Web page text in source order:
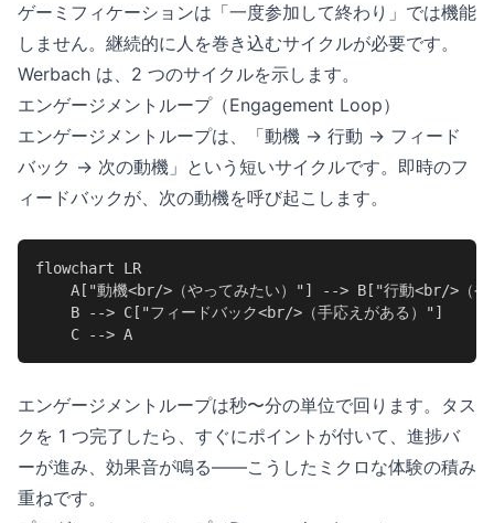
ゲーミフィケーションは「一度参加して終わり」では機能
しません。継続的に人を巻き込むサイクルが必要です。
Werbach は、2 つのサイクルを示します。
エンゲージメントループ（Engagement Loop）
エンゲージメントループは、「動機 → 行動 → フィード
バック → 次の動機」という短いサイクルです。即時のフ
ィードバックが、次の動機を呼び起こします。
flowchart LR
A["動機<br/>（やってみたい）"] --> B["行動<br/>（や
    B --> C["フィードバック<br/>（手応えがある）"]
    C --> A
エンゲージメントループは秒〜分の単位で回ります。タス
クを 1 つ完了したら、すぐにポイントが付いて、進捗バ
ーが進み、効果音が鳴る——こうしたミクロな体験の積み
重ねです。